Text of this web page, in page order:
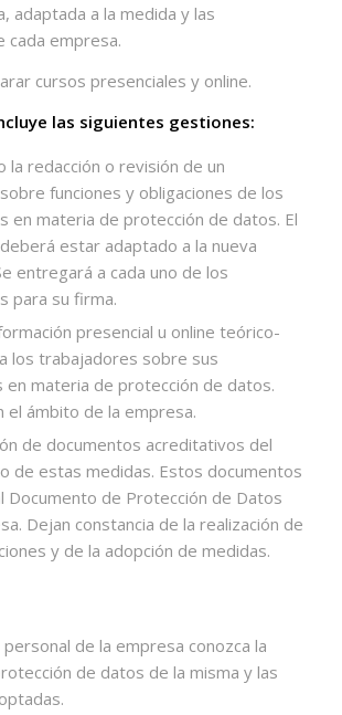
adaptada a la medida y las
cada empresa.
cursos presenciales y online.
las siguientes gestiones:
la redacción o revisión de un
funciones y obligaciones de los
en materia de protección de datos. El
estar adaptado a la nueva
entregará a cada uno de los
para su firma.
presencial u online teórico-
los trabajadores sobre sus
en materia de protección de datos.
el ámbito de la empresa.
de documentos acreditativos del
de estas medidas. Estos documentos
Documento de Protección de Datos
Dejan constancia de la realización de
y de la adopción de medidas.
de la empresa conozca la
de datos de la misma y las